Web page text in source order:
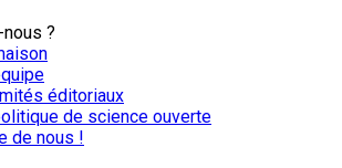
?
éditoriaux
de science ouverte
de nous !